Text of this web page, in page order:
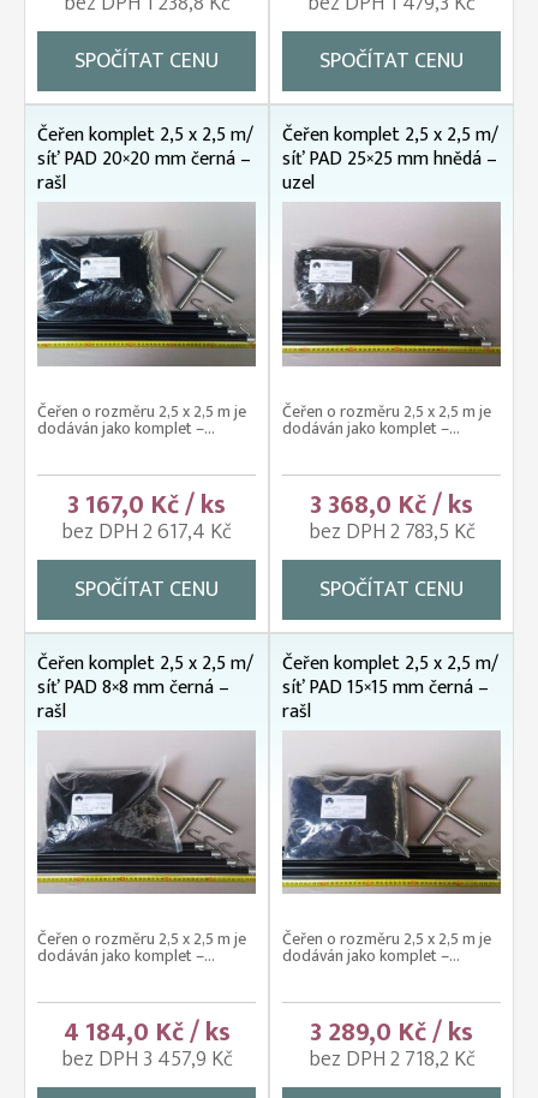
SPOČÍTAT CENU
SPOČÍTAT CENU
Čeřen komplet 2,5 x 2,5 m/
síť PAD 20×20 mm černá –
rašl
Čeřen o rozměru 2,5 x 2,5 m je
dodáván jako komplet –...
3 167,0 Kč / ks
bez DPH 2 617,4 Kč
SPOČÍTAT CENU
Čeřen komplet 2,5 x 2,5 m/
síť PAD 25×25 mm hnědá –
uzel
Čeřen o rozměru 2,5 x 2,5 m je
dodáván jako komplet –...
3 368,0 Kč / ks
bez DPH 2 783,5 Kč
SPOČÍTAT CENU
Čeřen komplet 2,5 x 2,5 m/
síť PAD 8×8 mm černá –
rašl
Čeřen o rozměru 2,5 x 2,5 m je
dodáván jako komplet –...
4 184,0 Kč / ks
bez DPH 3 457,9 Kč
Čeřen komplet 2,5 x 2,5 m/
síť PAD 15×15 mm černá –
rašl
Čeřen o rozměru 2,5 x 2,5 m je
dodáván jako komplet –...
3 289,0 Kč / ks
bez DPH 2 718,2 Kč